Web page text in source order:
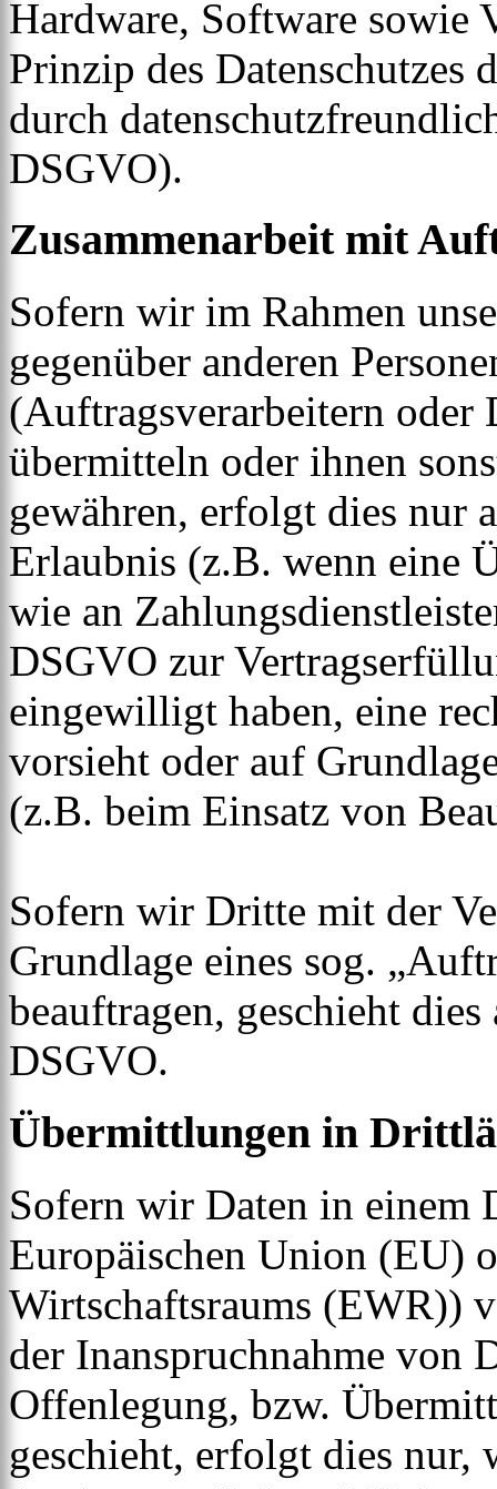
Hardware, Software sowie
Prinzip des Datenschutzes
durch
DSGVO).
Zusammenarbeit mit
Sofern wir im Rahmen
gegenüber anderen
(Auftragsverarbeitern oder
übermitteln oder ihnen
gewähren, erfolgt dies nur
Erlaubnis (z.B. wenn eine
wie an
DSGVO zur
eingewilligt haben, eine
vorsieht oder auf
(z.B. beim Einsatz von
Sofern wir Dritte mit der
Grundlage eines sog.
beauftragen, geschieht
DSGVO.
Übermittlungen in
Sofern wir Daten in einem
Europäischen Union (EU)
Wirtschaftsraums (EWR))
der Inanspruchnahme von
Offenlegung, bzw.
geschieht, erfolgt dies nur,